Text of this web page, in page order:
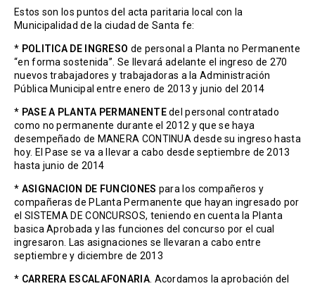
Estos son los puntos del acta paritaria local con la
Municipalidad de la ciudad de Santa fe:
* POLITICA DE INGRESO de personal a Planta no Permanente
“en forma sostenida”. Se llevará adelante el ingreso de 270
nuevos trabajadores y trabajadoras a la Administración
Pública Municipal entre enero de 2013 y junio del 2014
* PASE A PLANTA PERMANENTEdel personal contratado
como no permanente durante el 2012 y que se haya
desempeñado de MANERA CONTINUA desde su ingreso hasta
hoy. El Pase se va a llevar a cabo desde septiembre de 2013
hasta junio de 2014
* ASIGNACION DE FUNCIONES para los compañeros y
compañeras de PLanta Permanente que hayan ingresado por
el SISTEMA DE CONCURSOS, teniendo en cuenta la Planta
basica Aprobada y las funciones del concurso por el cual
ingresaron. Las asignaciones se llevaran a cabo entre
septiembre y diciembre de 2013
* CARRERA ESCALAFONARIA. Acordamos la aprobación del